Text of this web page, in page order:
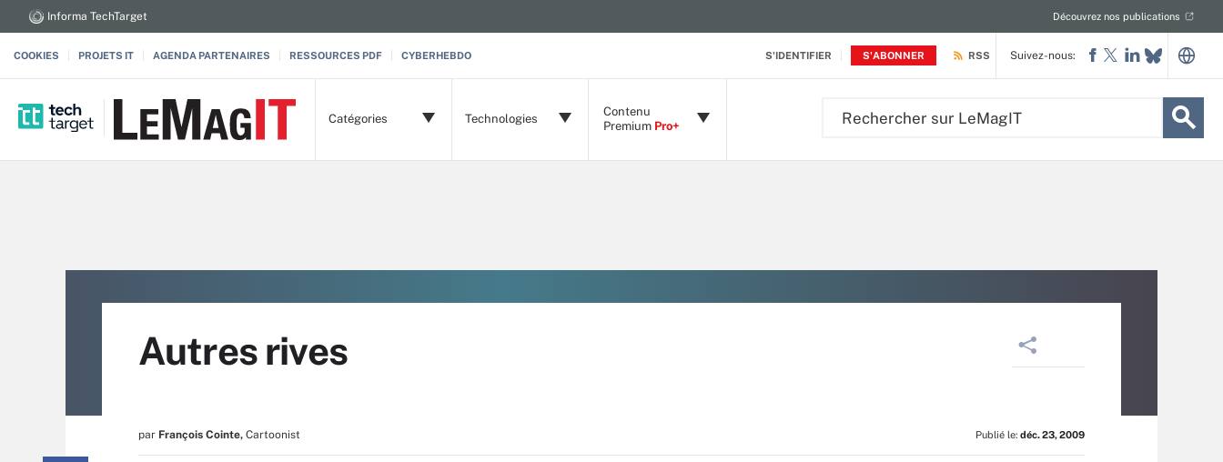
S'IDENTIFIER S'ABONNER
Informa TechTarget Découvrez nos publications
COOKIES PROJETS IT AGENDA PARTENAIRES RESSOURCES PDF CYBERHEBDO RSS
Catégories Technologies
Contenu
Premium Pro+
Suivez-nous:
Autres rives
par François Cointe, Cartoonist Publié le: déc. 23, 2009